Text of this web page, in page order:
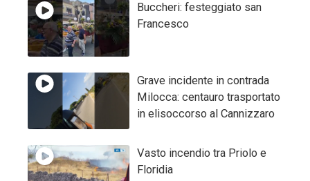
Buccheri: festeggiato san
Francesco
Grave incidente in contrada
Milocca: centauro trasportato
in elisoccorso al Cannizzaro
Vasto incendio tra Priolo e
Floridia